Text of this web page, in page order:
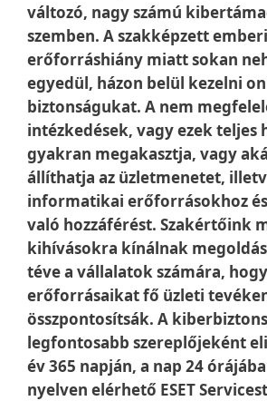
változó, nagy számú
szemben. A szakképzett emberi
erőforráshiány miatt sokan
egyedül, házon belül kezelni
biztonságukat. A nem
intézkedések, vagy ezek teljes
gyakran megakasztja, vagy
állíthatja az üzletmenetet,
informatikai erőforrásokhoz
való hozzáférést. Szakértőink
kihívásokra kínálnak
téve a vállalatok számára, hogy
erőforrásaikat fő üzleti
összpontosítsák. A
legfontosabb szereplőjeként
év 365 napján, a nap 24
nyelven elérhető ESET